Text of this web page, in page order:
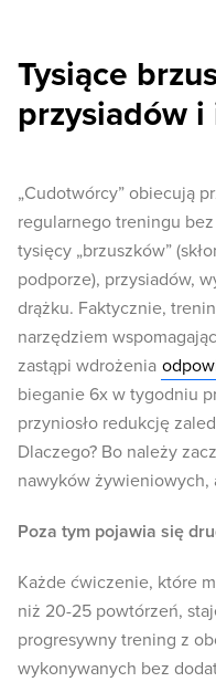
Tysiące
przysiadów i
„Cudotwórcy” obiecują
regularnego treningu
tysięcy „brzuszków”
podporze), przysiadów,
drążku. Faktycznie,
narzędziem
zastąpi wdrożenia
bieganie 6x w tygodniu
przyniosło redukcję
Dlaczego? Bo należy
nawyków
Poza tym pojawia się
Każde ćwiczenie, które
niż 20-25 powtórzeń,
progresywny trening z
wykonywanych bez